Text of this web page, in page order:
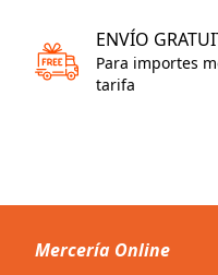
ENVÍO
Para importes
tarifa
Mercería Online